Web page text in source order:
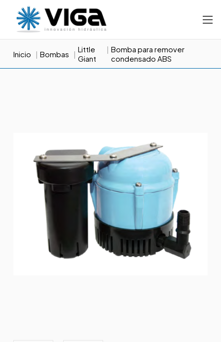
Inicio Bombas
Little
Giant
Bomba para remover
condensado ABS